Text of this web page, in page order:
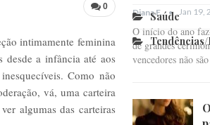
0
intimamente feminina
desde a infância até aos
Como não
vá, uma carteira
algumas das carteiras
Diana F. Jan 19,
O início do ano
de grandes
vencedores não
Saúde